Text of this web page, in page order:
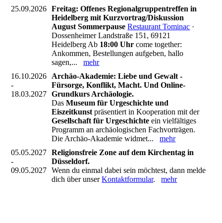
25.09.2026
Freitag: Offenes Regionalgruppentreffen in
Heidelberg mit Kurzvortrag/Diskussion
August Sommerpause Restaurant Tominac ·
Dossenheimer Landstraße 151, 69121
Heidelberg Ab 18:00 Uhr come together:
Ankommen, Bestellungen aufgeben, hallo
sagen,...mehr
16.10.2026
-
18.03.2027
Archäo-Akademie: Liebe und Gewalt -
Fürsorge, Konflikt, Macht. Und Online-
Grundkurs Archäologie.
DasMuseum für Urgeschichte und
Eiszeitkunst präsentiert in Kooperation mit der
Gesellschaft für Urgeschichte ein vielfältiges
Programm an archäologischen Fachvorträgen.
Die Archäo-Akademie widmet...mehr
05.05.2027
-
09.05.2027
Religionsfreie Zone auf dem Kirchentag in
Düsseldorf.
Wenn du einmal dabei sein möchtest, dann melde
dich über unserKontaktformular.mehr